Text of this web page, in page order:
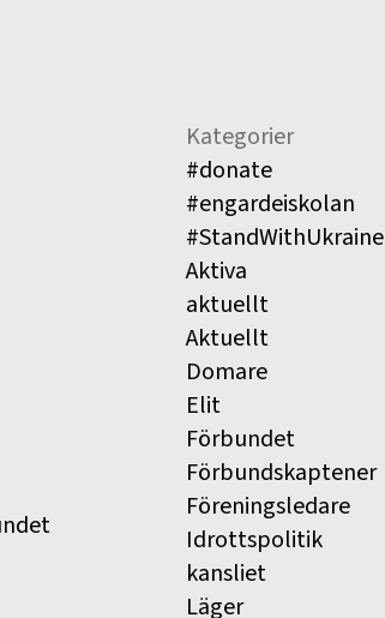
Kategorier
#donate
#engardeiskolan
#StandWithUkraine
Aktiva
aktuellt
Aktuellt
Domare
Elit
Förbundet
Förbundskaptener
Föreningsledare
Idrottspolitik
kansliet
Läger